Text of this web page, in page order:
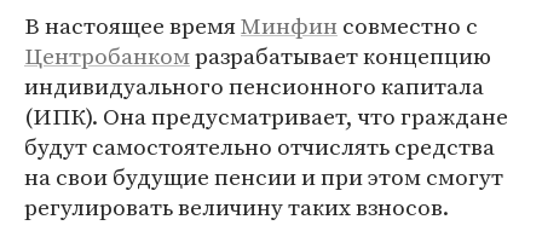
В настоящее времяМинфин совместно с
Центробанкомразрабатывает концепцию
индивидуального пенсионного капитала
(ИПК). Она предусматривает, что граждане
будут самостоятельно отчислять средства
на свои будущие пенсии и при этом смогут
регулировать величину таких взносов.